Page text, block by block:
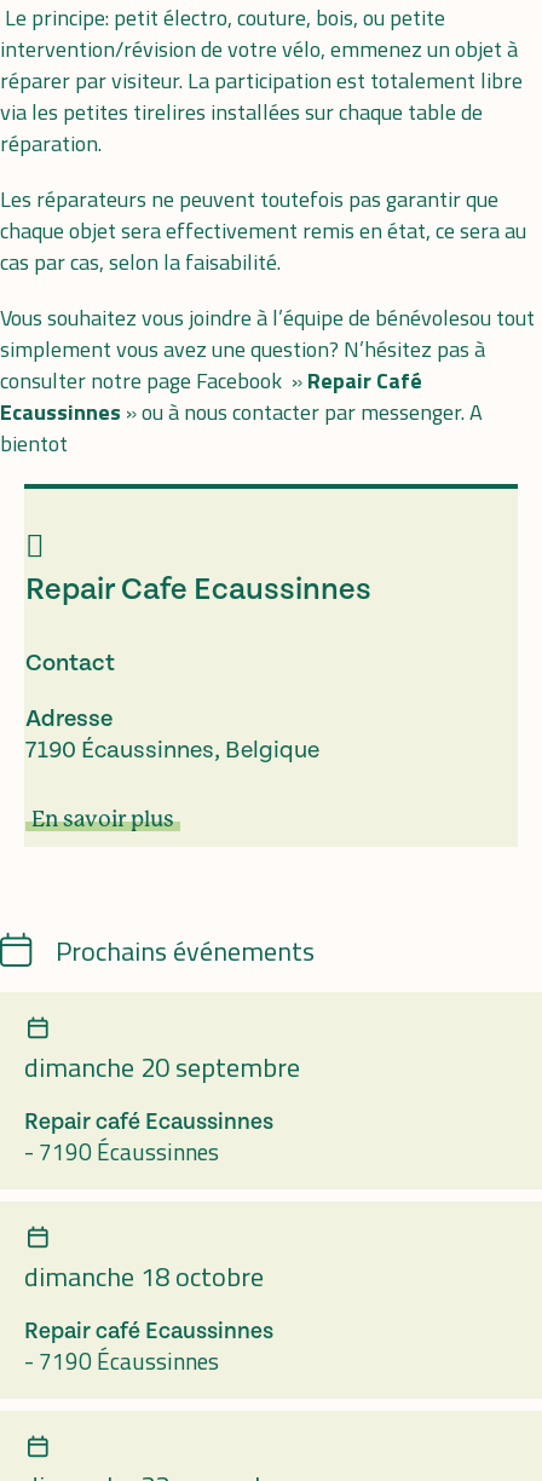
Le principe: petit électro, couture, bois, ou petite
intervention/révision de votre vélo, emmenez un objet à
réparer par visiteur. La participation est totalement libre
via les petites tirelires installées sur chaque table de
réparation.
Les réparateurs ne peuvent toutefois pas garantir que
chaque objet sera effectivement remis en état, ce sera au
cas par cas, selon la faisabilité.
Vous souhaitez vous joindre à l’équipe de bénévolesou tout
simplement vous avez une question? N’hésitez pas à
consulter notre page Facebook »Repair Café
Ecaussinnes » ou à nous contacter par messenger. A
bientot
Repair Cafe Ecaussinnes
Contact
Adresse
7190 Écaussinnes, Belgique
En savoir plus
CalendrierProchains événements
dimanche 20 septembre
Repair café Ecaussinnes
- 7190 Écaussinnes
dimanche 18 octobre
Repair café Ecaussinnes
- 7190 Écaussinnes